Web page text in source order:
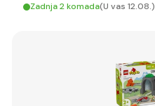
Zadnja 2 komada(U vas 12.08.)